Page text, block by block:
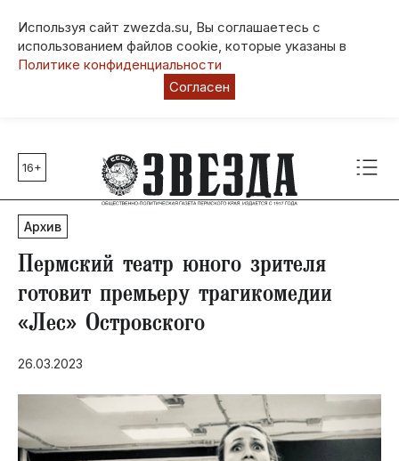
Используя сайт zwezda.su, Вы соглашаетесь с
использованием файлов cookie, которые указаны в
Политике конфиденциальности
Согласен
Главные темы
80 лет Победы
Молодежная столица РФ
СВО
Социальная поддержка
Инфраструктура
Благоустройство
16+
Архив
Пермский театр юного зрителя
готовит премьеру трагикомедии
«Лес» Островского
26.03.2023